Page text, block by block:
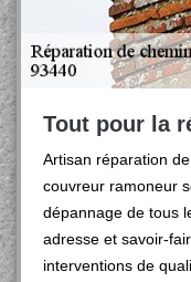
Tout pour la
Artisan réparation
couvreur ramoneur
dépannage de tous
adresse et savoir-
interventions de